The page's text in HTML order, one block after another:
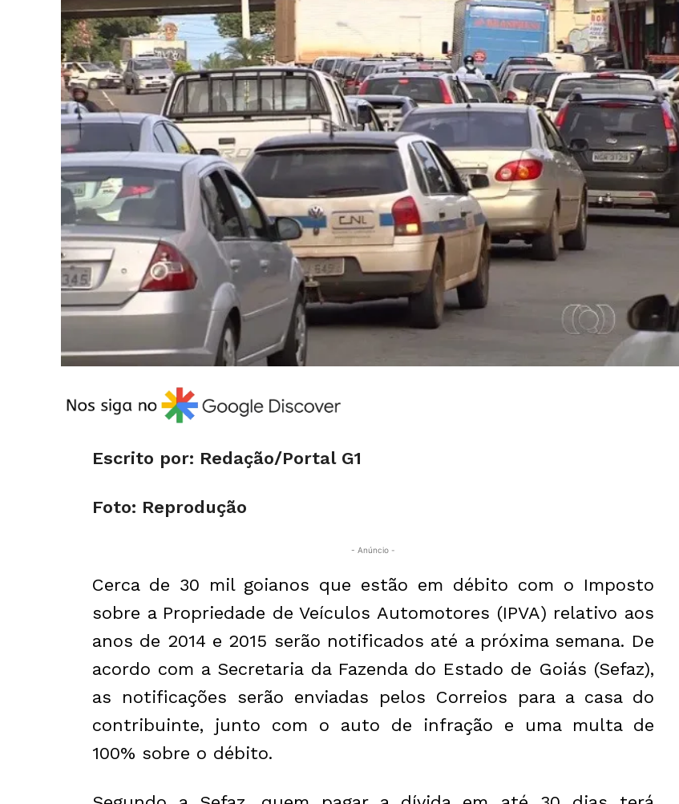
Escrito por: Redação/Portal G1
Foto: Reprodução
- Anúncio -
Cerca de 30 mil goianos que estão em débito com o Imposto
sobre a Propriedade de Veículos Automotores (IPVA) relativo aos
anos de 2014 e 2015 serão notificados até a próxima semana. De
acordo com a Secretaria da Fazenda do Estado de Goiás (Sefaz),
as notificações serão enviadas pelos Correios para a casa do
contribuinte, junto com o auto de infração e uma multa de
100% sobre o débito.